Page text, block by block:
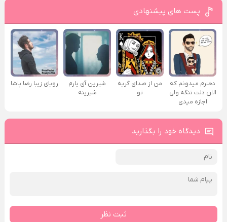
پست های پیشنهادی
دخترم میدونم که
الان دلت تنگه ولی
اجازه میدی
من از صدای گريه
تو
شیرین آی یارم
شیرینه
رویای زیبا رضا پاشا
دیدگاه خود را بگذارید
ثبت نظر